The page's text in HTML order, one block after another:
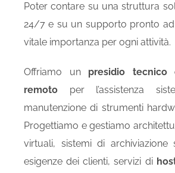
Poter contare su una struttura
24/7 e su un supporto pronto
vitale importanza per ogni attività.
Offriamo un presidio
remoto per l’assistenza
manutenzione di strumenti
Progettiamo e gestiamo
virtuali, sistemi di archiviazione
esigenze dei clienti, servizi di